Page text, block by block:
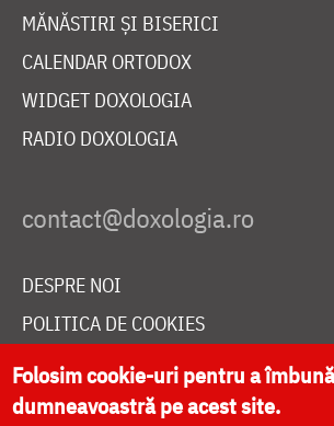
MĂNĂSTIRI ȘI BISERICI
CALENDAR ORTODOX
WIDGET DOXOLOGIA
RADIO DOXOLOGIA
DESPRE NOI
POLITICA DE COOKIES
DONEAZĂ ONLINE PENTRU
Folosim cookie-uri pentru a
dumneavoastră pe acest site.